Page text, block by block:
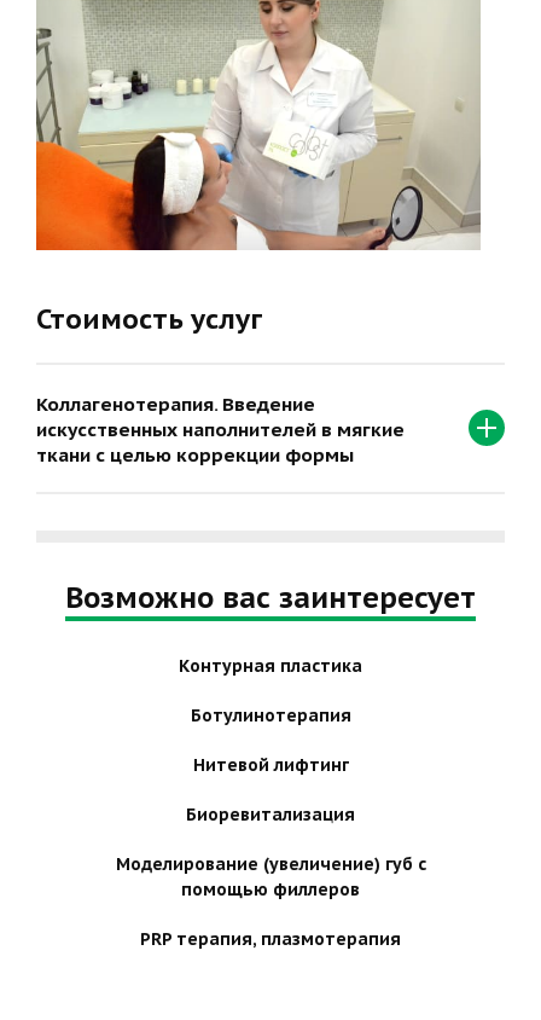
Стоимость услуг
Коллагенотерапия. Введение
искусственных наполнителей в мягкие
ткани с целью коррекции формы
Возможно вас заинтересует
Контурная пластика
Ботулинотерапия
Нитевой лифтинг
Биоревитализация
Моделирование (увеличение) губ с
помощью филлеров
PRP терапия, плазмотерапия